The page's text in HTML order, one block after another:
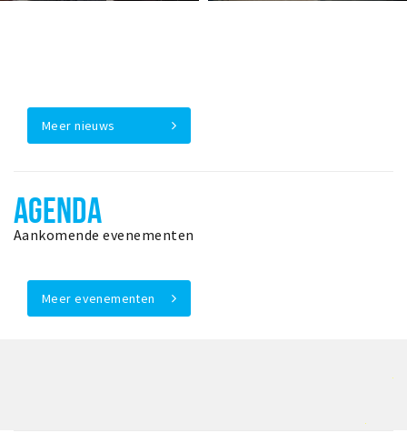
Meer nieuws
AGENDA
Aankomende evenementen
Meer evenementen